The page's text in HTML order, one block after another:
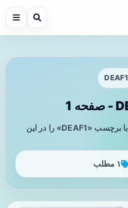
DEAF1
تازه‌ترین مطالب مرتبط با برچسب «DEAF1» را در این
۱ مطلب